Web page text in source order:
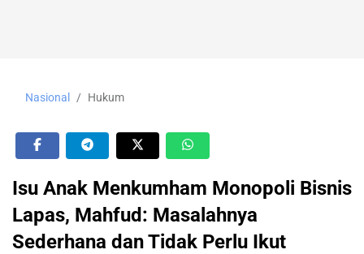
Nasional Hukum
Isu Anak Menkumham Monopoli Bisnis
Lapas, Mahfud: Masalahnya
Sederhana dan Tidak Perlu Ikut